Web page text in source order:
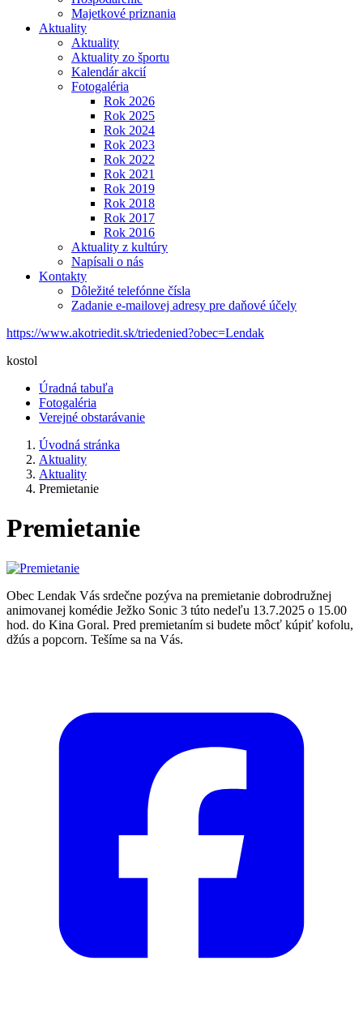
Majetkové priznania
Aktuality
Aktuality
Aktuality zo športu
Kalendár akcií
Fotogaléria
Rok 2026
Rok 2025
Rok 2024
Rok 2023
Rok 2022
Rok 2021
Rok 2019
Rok 2018
Rok 2017
Rok 2016
Aktuality z kultúry
Napísali o nás
Kontakty
Dôležité telefónne čísla
Zadanie e-mailovej adresy pre daňové účely
https://www.akotriedit.sk/triedenied?obec=Lendak
kostol
Úradná tabuľa
Fotogaléria
Verejné obstarávanie
Úvodná stránka
Aktuality
Aktuality
Premietanie
Premietanie
Obec Lendak Vás srdečne pozýva na premietanie dobrodružnej
animovanej komédie Ježko Sonic 3 túto nedeľu 13.7.2025 o 15.00
hod. do Kina Goral. Pred premietaním si budete môcť kúpiť kofolu,
džús a popcorn. Tešíme sa na Vás.